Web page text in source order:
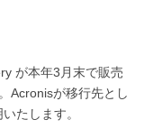
が本年3月末で販売
Acronisが移行先とし
たします。